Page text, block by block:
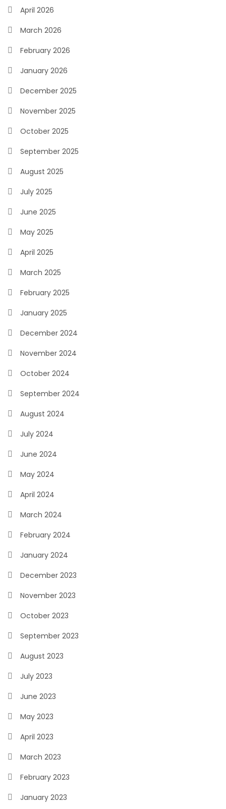
April 2026
March 2026
February 2026
January 2026
December 2025
November 2025
October 2025
September 2025
August 2025
July 2025
June 2025
May 2025
April 2025
March 2025
February 2025
January 2025
December 2024
November 2024
October 2024
September 2024
August 2024
July 2024
June 2024
May 2024
April 2024
March 2024
February 2024
January 2024
December 2023
November 2023
October 2023
September 2023
August 2023
July 2023
June 2023
May 2023
April 2023
March 2023
February 2023
January 2023